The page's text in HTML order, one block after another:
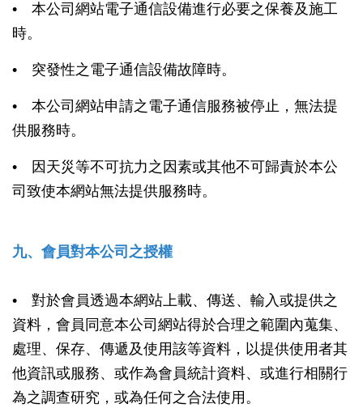
• 本公司網站電子通信設備進行必要之保養及施工
時。
• 突發性之電子通信設備故障時。
• 本公司網站申請之電子通信服務被停止，無法提
供服務時。
• 因天災等不可抗力之因素或其他不可歸責於本公
司致使本網站無法提供服務時。
九、會員對本公司之授權
• 對於會員透過本網站上載、傳送、輸入或提供之
資料，會員同意本公司網站得於合理之範圍內蒐集、
處理、保存、傳遞及使用該等資料，以提供使用者其
他資訊或服務、或作為會員統計資料、或進行相關行
為之調查研究，或為任何之合法使用。